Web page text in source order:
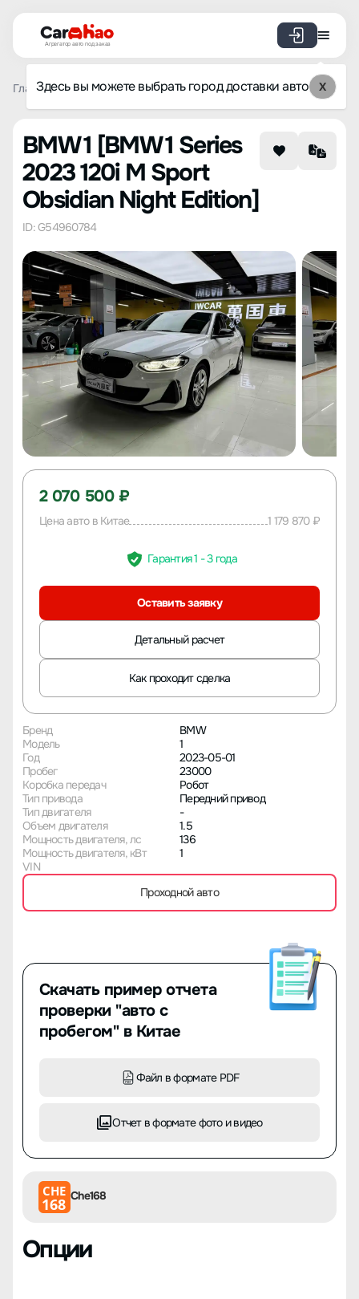
Агрегатор авто под заказ
Здесь вы можете выбрать город доставки авто X
Главная Список брендов BMW 1 BMW 1 Series
BMW 1 [BMW 1 Series
2023 120i M Sport
Obsidian Night Edition]
ID: G54960784
2 070 500 ₽
Цена авто в Китае 1 179 870 ₽
Гарантия 1 - 3 года
Оставить заявку
Детальный расчет
Как проходит сделка
Бренд
BMW
Модель
1
Год
2023-05-01
Пробег
23000
Коробка передач
Робот
Тип привода
Передний привод
Тип двигателя
-
Объем двигателя
1.5
Мощность двигателя, лс
136
Мощность двигателя, кВт
1
VIN
Проходной авто
Скачать пример отчета
проверки "авто с
пробегом" в Китае
Файл в формате PDF
Отчет в формате фото и видео
CHE
168 Che168
Опции